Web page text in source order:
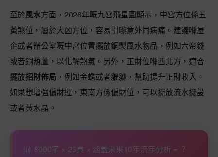
至於風水方面，2026年嘅九宮飛星圖顯示，中宮方位係五
黃煞位，屬於大凶方位，容易引嚟意外同病痛。建議喺屋
企或者辦公室嘅中宮位置擺放銅製風水物品，例如六帝錢
或者銅葫蘆，以化解煞氣。另外，正財位喺西北方，適合
擺放招財佈局 ，例如金蟾或者貔貅，幫助提升正財收入。
如果想增強偏財運，東南方係偏財位，可以擺放流水擺設
或者黃水晶。
📊 8000字 × 25頁 × 涵蓋未來10年流年分析 = ？